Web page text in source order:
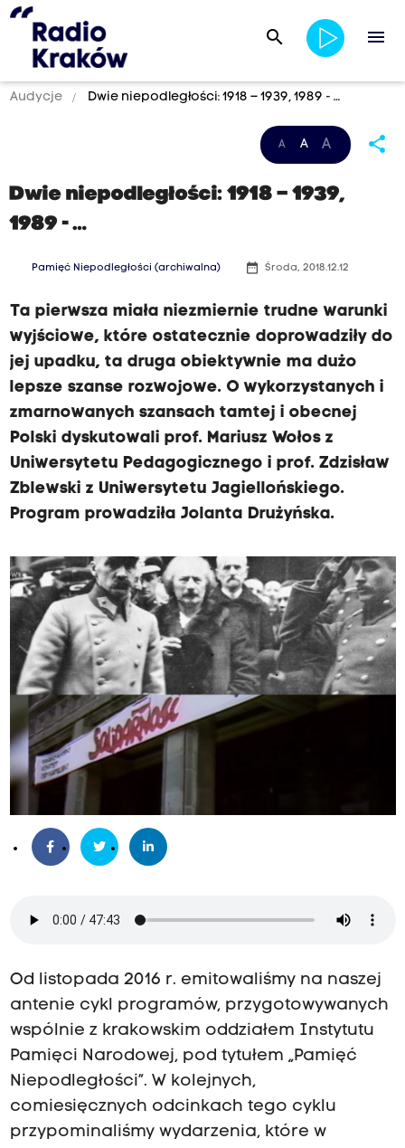
search menu
Audycje Dwie niepodległości: 1918 – 1939, 1989 - …
A A A share
Dwie niepodległości: 1918 – 1939,
1989 - …
Pamięć Niepodległości (archiwalna) date_range Środa, 2018.12.12
Ta pierwsza miała niezmiernie trudne warunki
wyjściowe, które ostatecznie doprowadziły do
jej upadku, ta druga obiektywnie ma dużo
lepsze szanse rozwojowe. O wykorzystanych i
zmarnowanych szansach tamtej i obecnej
Polski dyskutowali prof. Mariusz Wołos z
Uniwersytetu Pedagogicznego i prof. Zdzisław
Zblewski z Uniwersytetu Jagiellońskiego.
Program prowadziła Jolanta Drużyńska.
Od listopada 2016 r. emitowaliśmy na naszej
antenie cykl programów, przygotowywanych
wspólnie z krakowskim oddziałem Instytutu
Pamięci Narodowej, pod tytułem „Pamięć
Niepodległości”. W kolejnych,
comiesięcznych odcinkach tego cyklu
przypominaliśmy wydarzenia, które w